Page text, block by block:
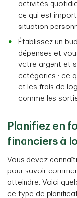
activités
ce qui est
situation
Établissez un
dépenses et
votre argent et
catégories : ce
et les frais de
comme les
Planifiez en
financiers à
Vous devez
pour savoir
atteindre. Voici
ce type de